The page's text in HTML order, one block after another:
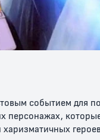
Трансформеры:
Ботботы
событием для
персонажах,